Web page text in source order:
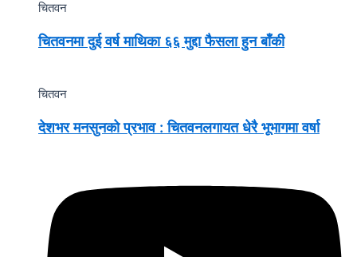
चितवन
चितवनमा दुई वर्ष माथिका ६६ मुद्दा फैसला हुन बाँकी
चितवन
देशभर मनसुनको प्रभाव : चितवनलगायत धेरै भूभागमा वर्षा